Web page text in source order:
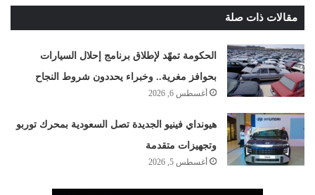
مقالات ذات صلة
الحكومة تمهّد لإطلاق برنامج إحلال السيارات
بحوافز مغرية.. وخبراء يحددون شروط النجاح
أغسطس 6, 2026
هيونداي فينيو الجديدة تصل السعودية بمحرك توربو
وتجهيزات متقدمة
أغسطس 5, 2026